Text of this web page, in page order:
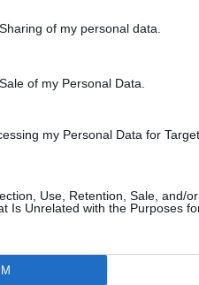
of my personal data.
of my Personal Data.
my Personal Data for
Use, Retention, Sale, and/
Is Unrelated with the Purposes